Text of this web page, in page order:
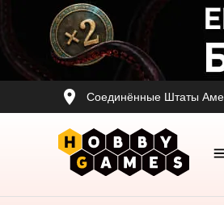
Соединённые Штаты